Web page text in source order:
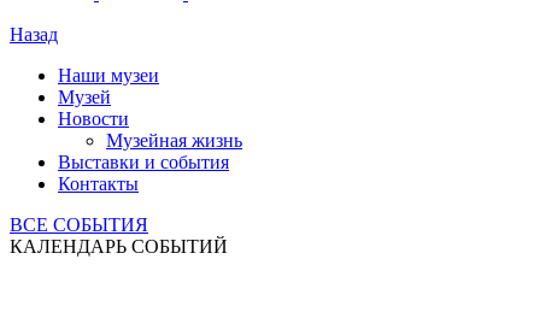
Назад
Наши музеи
Музей
Новости
Музейная жизнь
Выставки и события
Контакты
ВСЕ СОБЫТИЯ
КАЛЕНДАРЬ СОБЫТИЙ